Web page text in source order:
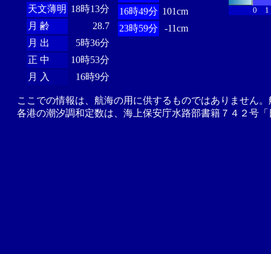
天文薄明 18時13分
月 齢
28.7
月 出
5時36分
正 中
10時53分
月 入
16時9分
16時49分 101cm
23時59分
-11cm
0 1
ここでの情報は、航海の用に供するものではありません
各港の潮汐調和定数は、海上保安庁水路部書籍７４２号